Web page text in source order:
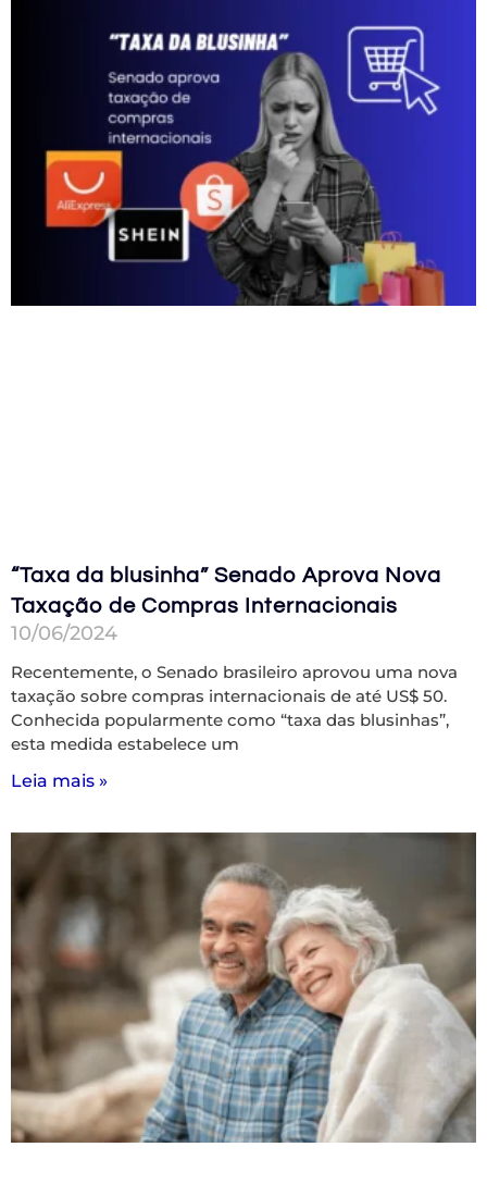
“Taxa da blusinha” Senado Aprova Nova
Taxação de Compras Internacionais
10/06/2024
Recentemente, o Senado brasileiro aprovou uma nova
taxação sobre compras internacionais de até US$ 50.
Conhecida popularmente como “taxa das blusinhas”,
esta medida estabelece um
Leia mais »